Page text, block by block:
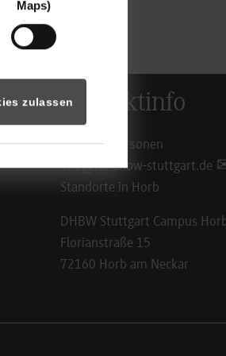
Maps)
zulassenKontaktinfo
Ansprechpersonen
info@hb.dhbw-stuttgart.de
Standorte in Horb
DHBW Stuttgart Campus
Florianstraße 15
72160 Horb am Neckar